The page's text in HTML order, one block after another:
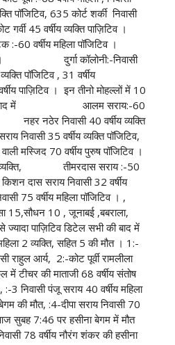
पॉजिटिव, 635 कोर्ट शर्की निवासी
गर्वी 45 वर्षीय व्यक्ति पाज़िटिव ।
वर्षीय महिला पॉजिटिव ।
। दुर्गा कॉलोनी:-निवासी
व्यक्ति पॉजिटिव , 31 वर्षीय
पाज़िटिव । इन तीनो मोहल्लों में 10
बाद में आलम सराय:-60
नठेर निवासी 40 वर्षीय व्यक्ति
निवासी 35 वर्षीय व्यक्ति पॉजिटिव,
मस्जिद 70 वर्षीय पुरुष पॉजिटिव ।
व्यक्ति, तीमरदास सराय :-50
दास सराय निवासी 32 वर्षीय
75 वर्षीय महिला पॉजिटिव । ,
15,सौधन 10 , जूनाबई ,बबराला,
ज्यादा पाज़िटिव डिटेल सभी की बाद में
2 व्यक्ति, सहित 5 की मौत । 1:-
राहुल आर्य, 2:-कोट पूर्वी रामलीला
में टीचर की माताजी 68 वर्षीय संतोष
3 निवासी पंजू सराय 40 वर्षीय महिला
की मौत, :4-दीपा सराय निवासी 70
आज सुबह 7:46 पर हसीना बेगम में मौत
78 वर्षीय नौरंग शंकर की हसीना